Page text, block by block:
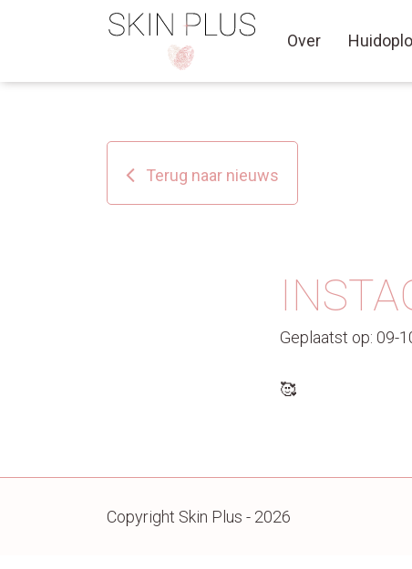
Over
Terug naar nieuws
Geplaatst op: 09-
🥰
Copyright Skin Plus - 2026